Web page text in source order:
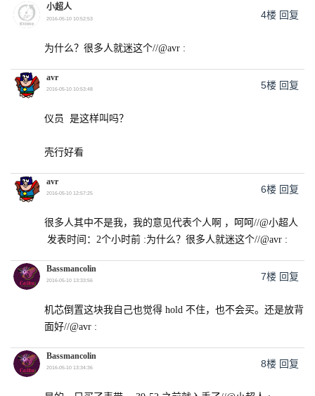
小超人
2016-05-10 10:52:53 4楼 回复
为什么？很多人就迷这个//@avr :
avr
2016-05-10 10:53:48 5楼 回复
仪员 是这样叫吗？
壳行好看
avr
2016-05-10 12:57:25 6楼 回复
很多人其中不是我，我的意见代表个人啊 ，呵呵//@小超人
发表时间：2个小时前 :为什么？很多人就迷这个//@avr :
Bassmancolin
2016-05-10 13:33:56 7楼 回复
机芯倒置这块我自己也觉得 hold 不住，也不会买。还是放背
面好//@avr :
Bassmancolin
2016-05-10 13:34:36 8楼 回复